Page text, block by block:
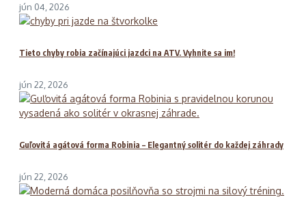
jún 04, 2026
Tieto chyby robia začínajúci jazdci na ATV. Vyhnite sa im!
jún 22, 2026
Guľovitá agátová forma Robinia – Elegantný solitér do každej záhrady
jún 22, 2026